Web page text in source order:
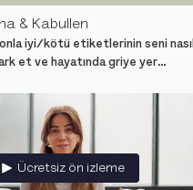
& Kabullen
iyi/kötü etiketlerinin seni nasıl
fark et ve hayatında griye yer
Ücretsiz ön izleme